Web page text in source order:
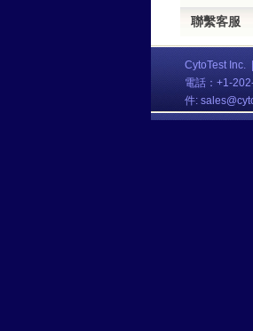
聯繫客服
CytoTest Inc.
電話：+1-
件: